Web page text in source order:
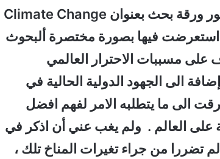
واثاره السلبية وقدمت في ألمؤتمر ألمذكور ورقة بحث بعنوان Climate Change
and the Need for Future Research استعرضت فيها بصورة مختصرة ألبحوث
على مسببات الاحترار العالمي
الى الجهود الدولية الحالية في
الى ما يتطلبه الامر لفهم افضل
على العالم . ولم يغب عني أن اذكر في
تضررا من جراء تغيرات المناخ تلك ،